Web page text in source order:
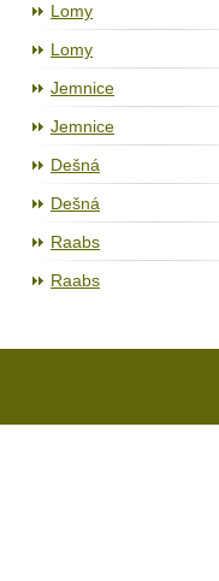
Lomy
Lomy
Jemnice
Jemnice
Dešná
Dešná
Raabs
Raabs